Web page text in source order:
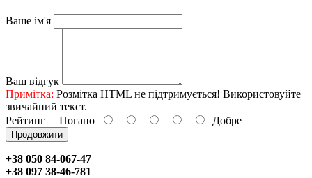
Ваше ім'я
Ваш відгук
Примітка: Розмітка HTML не підтримується! Використовуйте
звичайний текст.
Рейтинг Погано Добре
Продовжити
+38 050 84-067-47
+38 097 38-46-781